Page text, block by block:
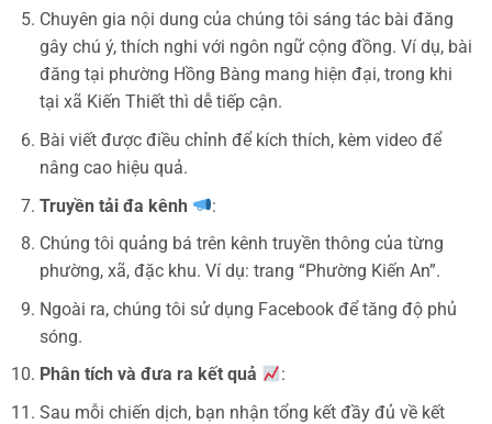
Chuyên gia nội dung của chúng tôi sáng tác bài đăng
gây chú ý, thích nghi với ngôn ngữ cộng đồng. Ví dụ, bài
đăng tại phường Hồng Bàng mang hiện đại, trong khi
tại xã Kiến Thiết thì dễ tiếp cận.
Bài viết được điều chỉnh để kích thích, kèm video để
nâng cao hiệu quả.
Truyền tải đa kênh
:
Chúng tôi quảng bá trên kênh truyền thông của từng
phường, xã, đặc khu. Ví dụ: trang “Phường Kiến An”.
Ngoài ra, chúng tôi sử dụng Facebook để tăng độ phủ
sóng.
Phân tích và đưa ra kết quả
:
Sau mỗi chiến dịch, bạn nhận tổng kết đầy đủ về kết